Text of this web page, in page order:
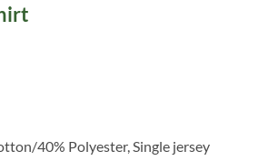
40% Polyester, Single jersey